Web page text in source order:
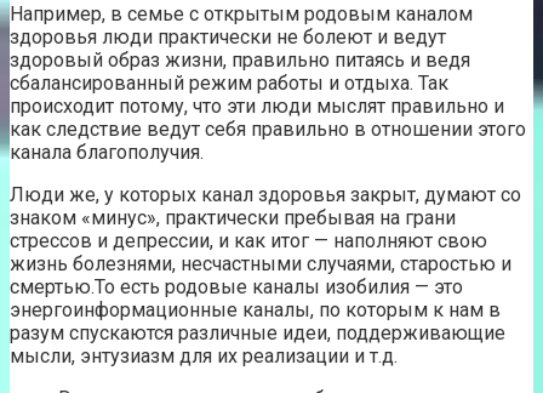
Например, в семье с открытым родовым каналом
здоровья люди практически не болеют и ведут
здоровый образ жизни, правильно питаясь и ведя
сбалансированный режим работы и отдыха. Так
происходит потому, что эти люди мыслят правильно и
как следствие ведут себя правильно в отношении этого
канала благополучия.
Люди же, у которых канал здоровья закрыт, думают со
знаком «минус», практически пребывая на грани
стрессов и депрессии, и как итог — наполняют свою
жизнь болезнями, несчастными случаями, старостью и
смертью.То есть родовые каналы изобилия — это
энергоинформационные каналы, по которым к нам в
разум спускаются различные идеи, поддерживающие
мысли, энтузиазм для их реализации и т.д.